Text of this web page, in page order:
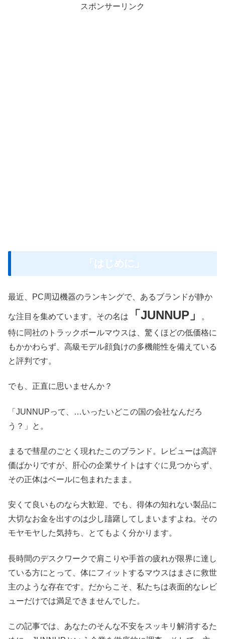
スポンサーリンク
「はじめに」
最近、PC周辺機器のランキングで、あるブランドが静か
な注目を集めています。その名は 「JUNNUP」
。
特に同社のトラックボールマウスは、驚くほどの低価格に
もかかわらず、高級モデル顔負けの多機能性を備えている
と評判です。
でも、正直に思いませんか？
「JUNNUPって、…いったいどこの国の会社なんだろ
う？」と。
まるで彗星のごとく現れたこのブランド。レビューは高評
価ばかりですが、肝心の企業サイトはすぐに見つからず、
その正体はベールに包まれたまま。
安くて良いものなら大歓迎、でも、得体の知れない製品に
大切なお金を出すのは少し躊躇してしまいますよね。その
モヤモヤした気持ち、とてもよく分かります。
長時間のデスクワークで肩こりや手首の疲れが限界に達し
ている方にとって、体にフィットするマウスはまさに救世
主のような存在です。だからこそ、私たちは表面的なレビ
ューだけでは満足できませんでした。
この記事では、あなたのそんな不安をスッキリ解消するた